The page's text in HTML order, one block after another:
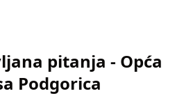
pitanja - Opća
Podgorica